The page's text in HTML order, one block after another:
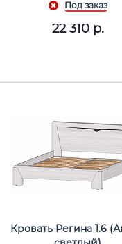
22 310р.
Кровать Регина 1.6